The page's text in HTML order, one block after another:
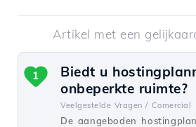
Artikel met een
Biedt u
onbeperkte ruimte?
Veelgestelde Vragen / Comercial
De aangeboden
1